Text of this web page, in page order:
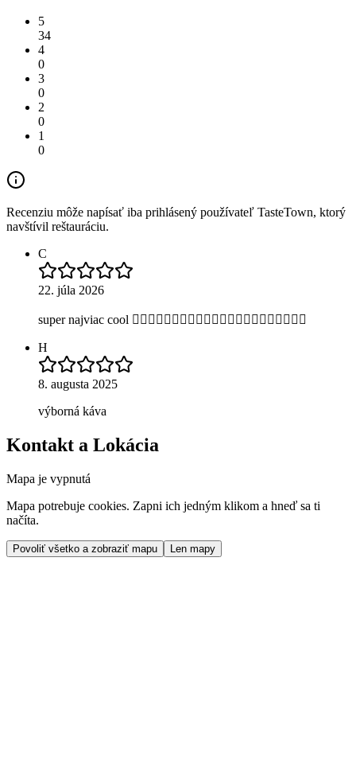
5
34
4
0
3
0
2
0
1
0
Recenziu môže napísať iba prihlásený používateľ TasteTown, ktorý
navštívil reštauráciu.
C
22. júla 2026
super najviac cool 👍🏻👍🏻👍🏻👍🏻👍🏻👍🏻👍🏻👍🏻👍🏻👍🏻👍🏻
H
8. augusta 2025
výborná káva
Kontakt a Lokácia
Mapa je vypnutá
Mapa potrebuje cookies. Zapni ich jedným klikom a hneď sa ti
načíta.
Povoliť všetko a zobraziť mapu Len mapy